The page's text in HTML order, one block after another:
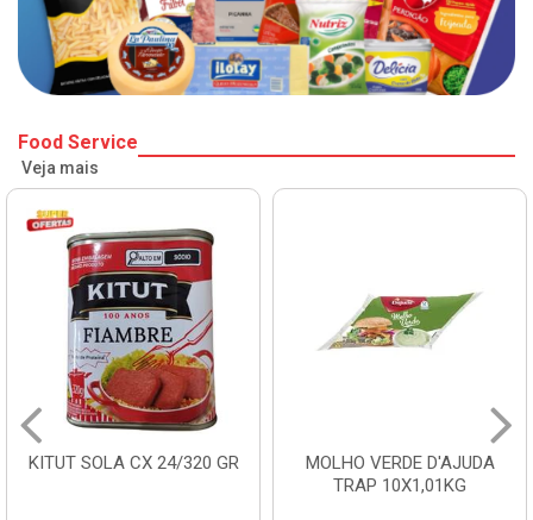
Food Service
Veja mais
MOLHO VERDE D'AJUDA
FRUTAS
CX 10KG